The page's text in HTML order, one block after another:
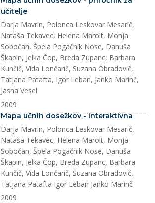
učitelje
Darja Mavrin, Polonca Leskovar Mesarič,
Nataša Tekavec, Helena Marolt, Monja
Sobočan, Špela Pogačnik Nose, Danuša
Škapin, Jelka Čop, Breda Zupanc, Barbara
Kunčič, Vida Lončarič, Suzana Obradovič,
Tatjana Patafta, Igor Leban, Janko Marinč,
Jasna Vesel
2009
dokument
Mapa učnih dosežkov - interaktivna
Darja Mavrin, Polonca Leskovar Mesarič,
Nataša Tekavec, Helena Marolt, Monja
Sobočan, Špela Pogačnik Nose, Danuša
Škapin, Jelka Čop, Breda Zupanc, Barbara
Kunčič, Vida Lončarič, Suzana Obradovič,
Tatjana Patafta Igor Leban Janko Marinč
2009